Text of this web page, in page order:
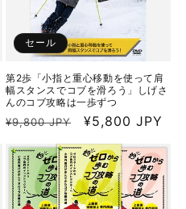
セール
第2歩「小指と重心移動を使って肩
幅スタンスでコブを滑ろう」しげさ
んのコブ攻略は一歩ずつ
通
価
格
¥9,800 JPY
セ
ル
価
格
¥5,800 JPY